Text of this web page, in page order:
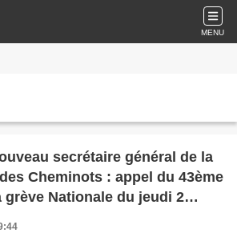
MENU
secrétaire général de la
Cheminots : appel du 43ème
Nationale du jeudi 2